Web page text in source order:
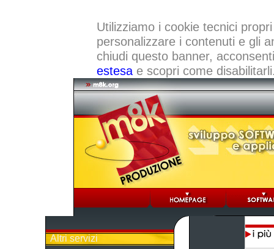
Utilizziamo i cookie tecnici
personalizzare i contenuti e gli
chiudi questo banner,
estesae scopri come
Altri servizi